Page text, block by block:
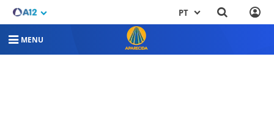
PT
MENU